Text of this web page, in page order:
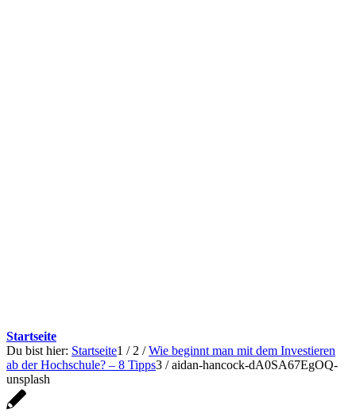
Startseite
Du bist hier: Startseite1 / 2 / Wie beginnt man mit dem Investieren
ab der Hochschule? – 8 Tipps3 / aidan-hancock-dA0SA67EgOQ-
unsplash